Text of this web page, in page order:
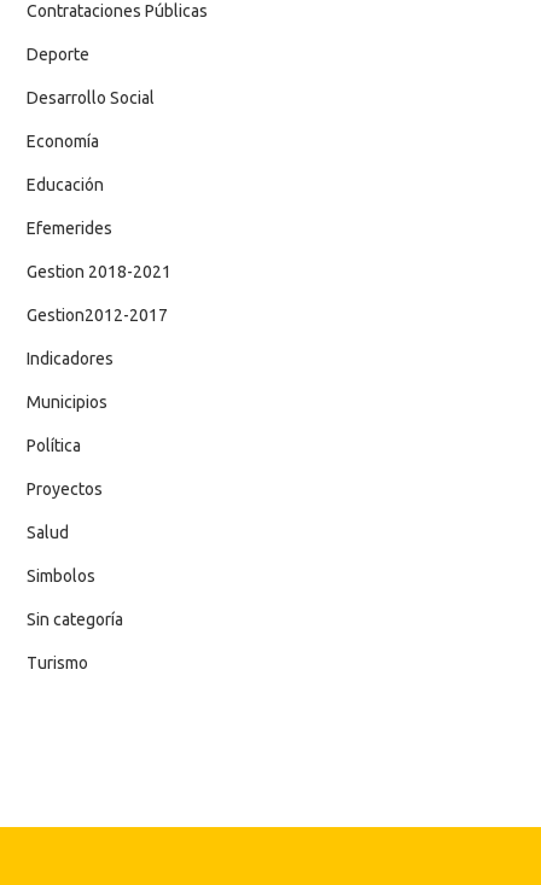
Contrataciones Públicas
Deporte
Desarrollo Social
Economía
Educación
Efemerides
Gestion 2018-2021
Gestion2012-2017
Indicadores
Municipios
Política
Proyectos
Salud
Simbolos
Sin categoría
Turismo